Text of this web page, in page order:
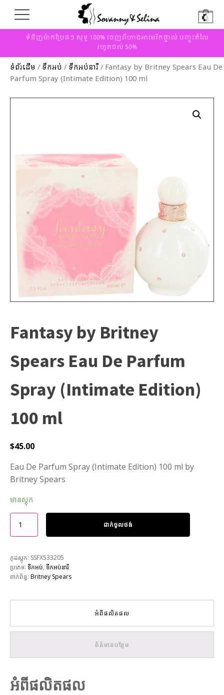
ទំនិញម៉ាកប្រែនៗ សុទ្ធ 100% ចេញពីហាងអាមេរិកផ្ទាល់ បញ្ចុះតំលៃ
រហូតដល់ 50%
ទំព័រដើម / ទឹកអប់ / ទឹកអប់នារី/ Fantasy by Britney Spears Eau De
Parfum Spray (Intimate Edition) 100 ml
Fantasy by Britney
Spears Eau De Parfum
Spray (Intimate Edition)
100 ml
$45.00
Eau De Parfum Spray (Intimate Edition) 100 ml by
Britney Spears
មានស្តុក
ដាក់ចូលថង់
កូដស្តុក: SSFX533205
ប្រភេទ: ទឹកអប់, ទឹកអប់នារី
ពាក់ព័ន្ធ: Britney Spears
អំពីផលិតផល
ព័ត៌មានបន្ថែម
អំពីផលិតផល